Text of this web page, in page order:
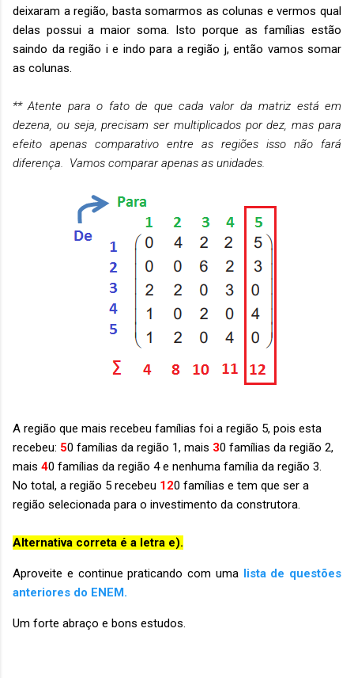
deixaram a região, basta somarmos as colunas e vermos qual
delas possui a maior soma. Isto porque as famílias estão
saindo da região i e indo para a região j, então vamos somar
as colunas.
** Atente para o fato de que cada valor da matriz está em
dezena, ou seja, precisam ser multiplicados por dez, mas para
efeito apenas comparativo entre as regiões isso não fará
diferença. Vamos comparar apenas as unidades.
A região que mais recebeu famílias foi a região 5, pois esta
recebeu: 50 famílias da região 1, mais 30 famílias da região 2,
mais 40 famílias da região 4 e nenhuma família da região 3.
No total, a região 5 recebeu 120 famílias e tem que ser a
região selecionada para o investimento da construtora.
Alternativa correta é a letra e).
Aproveite e continue praticando com uma lista de questões
anteriores do ENEM.
Um forte abraço e bons estudos.